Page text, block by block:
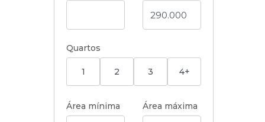
Quartos
1 2 3 4+
Área mínima Área máxima